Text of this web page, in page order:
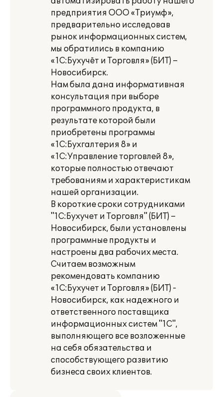
предприятия ООО «Триумф»,
предварительно исследовав
рынок информационных систем,
мы обратились в компанию
«1С:Бухучёт и Торговля» (БИТ) –
Новосибирск.
Нам была дана информативная
консультация при выборе
программного продукта, в
результате которой были
приобретены программы
«1С:Бухгалтерия 8» и
«1С:Управление торговлей 8»,
которые полностью отвечают
требованиям и характеристикам
нашей организации.
В короткие сроки сотрудниками
"1С:Бухучет и Торговля" (БИТ) –
Новосибирск, были установлены
программные продукты и
настроены два рабочих места.
Считаем возможным
рекомендовать компанию
«1С:Бухучет и Торговля» (БИТ) -
Новосибирск, как надежного и
ответственного поставщика
информационных систем "1С",
выполняющего все возложенные
на себя обязательства и
способствующего развитию
бизнеса своих клиентов.